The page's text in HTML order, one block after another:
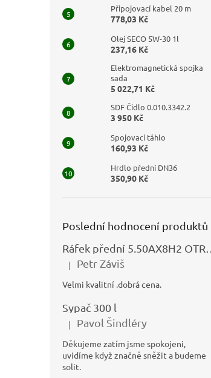
Připojovací kabel 20 m
778,03 Kč
Olej SECO 5W-30 1l
237,16 Kč
Elektromagnetická spojka
sada
5 022,71 Kč
SDF Čidlo 0.010.3342.2
3 950 Kč
Spojovací táhlo
160,93 Kč
Hrdlo přední DN36
350,90 Kč
Poslední hodnocení produktů
Hodnocení produktu je 5 z 5 hvězdiček.
| Petr Záviš
Velmi kvalitní .dobrá cena.
Sypač 300 l
Hodnocení produktu je 5 z 5 hvězdiček.
| Pavol Šindléry
Děkujeme zatím jsme spokojeni,
uvidíme když značně sněžit a budeme
solit.